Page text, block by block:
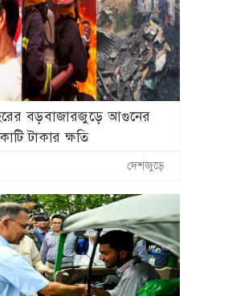
বড়বাজারজুড়ে আগুনের
টাকার ক্ষতি
দেশজুড়ে